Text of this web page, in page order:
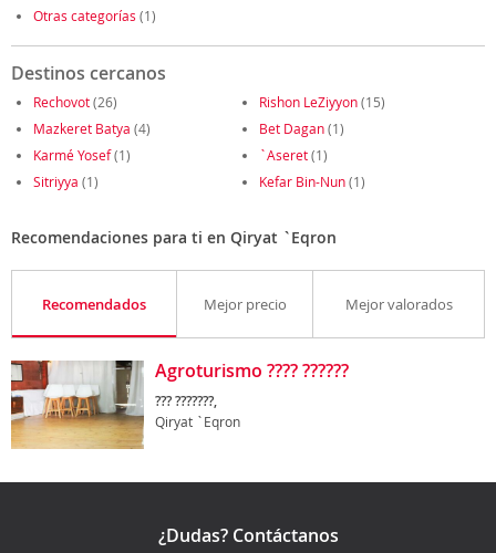
Otras categorías (1)
Destinos cercanos
Rechovot(26) Rishon LeZiyyon(15)
Mazkeret Batya (4) Bet Dagan(1)
Karmé Yosef(1) `Aseret(1)
Sitriyya (1) Kefar Bin-Nun(1)
Recomendaciones para ti en Qiryat `Eqron
Recomendados Mejor precio Mejor valorados
Agroturismo ???? ??????
??? ???????,
Qiryat `Eqron
¿Dudas? Contáctanos